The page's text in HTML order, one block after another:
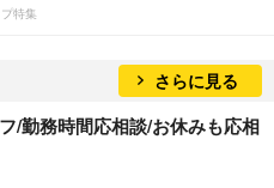
特集
さらに見る
/勤務時間応相談/お休みも応相